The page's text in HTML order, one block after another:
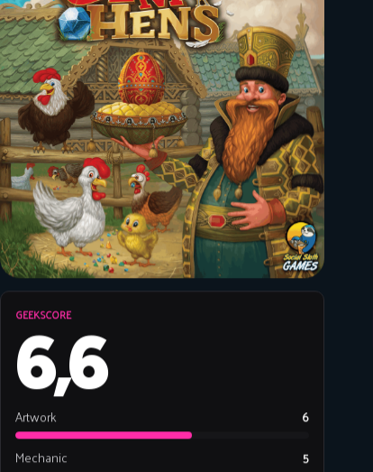
GEEKSCORE
6,6
Artwork
6
Mechanic
5